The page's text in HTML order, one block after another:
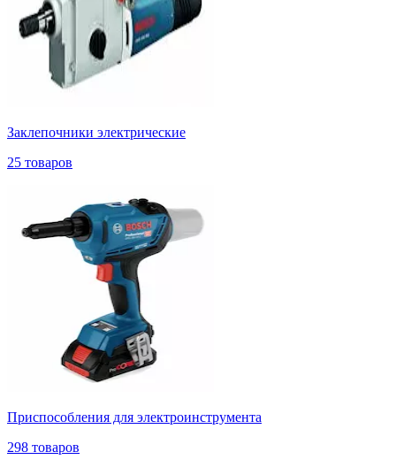
Заклепочники электрические
25 товаров
Приспособления для электроинструмента
298 товаров